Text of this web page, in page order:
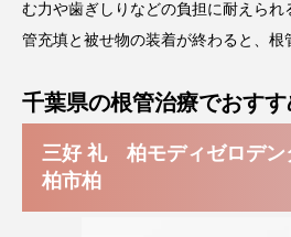
む力や歯ぎしりなどの負担に耐えられ
管充填と被せ物の装着が終わると、根
千葉県の根管治療でおす
三好 礼 柏モディゼロデン
柏市柏